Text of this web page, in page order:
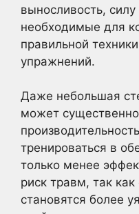
выносливость,
необходимые для
правильной
упражнений.
Даже небольшая
может существенно
тренироваться в
только менее
риск травм, так
становятся более